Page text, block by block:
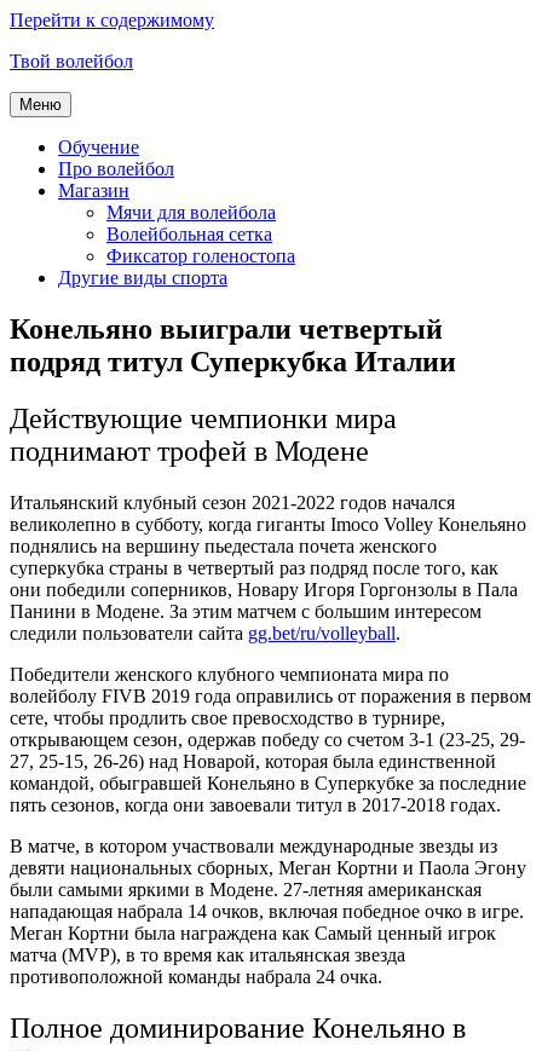
Перейти к содержимому
Твой волейбол
Меню
Обучение
Про волейбол
Магазин
Мячи для волейбола
Волейбольная сетка
Фиксатор голеностопа
Другие виды спорта
Конельяно выиграли четвертый
подряд титул Суперкубка Италии
Действующие чемпионки мира
поднимают трофей в Модене
Итальянский клубный сезон 2021-2022 годов начался
великолепно в субботу, когда гиганты Imoco Volley Конельяно
поднялись на вершину пьедестала почета женского
суперкубка страны в четвертый раз подряд после того, как
они победили соперников, Новару Игоря Горгонзолы в Пала
Панини в Модене. За этим матчем с большим интересом
следили пользователи сайта gg.bet/ru/volleyball.
Победители женского клубного чемпионата мира по
волейболу FIVB 2019 года оправились от поражения в первом
сете, чтобы продлить свое превосходство в турнире,
открывающем сезон, одержав победу со счетом 3-1 (23-25, 29-
27, 25-15, 26-26) над Новарой, которая была единственной
командой, обыгравшей Конельяно в Суперкубке за последние
пять сезонов, когда они завоевали титул в 2017-2018 годах.
В матче, в котором участвовали международные звезды из
девяти национальных сборных, Меган Кортни и Паола Эгону
были самыми яркими в Модене. 27-летняя американская
нападающая набрала 14 очков, включая победное очко в игре.
Меган Кортни была награждена как Самый ценный игрок
матча (MVP), в то время как итальянская звезда
противоположной команды набрала 24 очка.
Полное доминирование Конельяно в